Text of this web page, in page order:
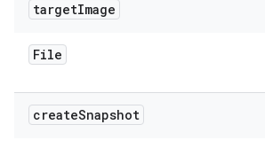
targetImage
File
createSnapshot